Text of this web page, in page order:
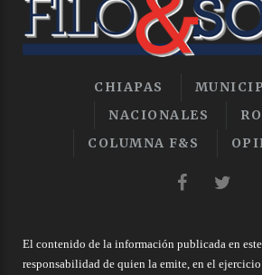
CHIAPAS
NACIONALES
COLUMNA F&S
El contenido de la información publicada en
responsabilidad de quien la emite, en el